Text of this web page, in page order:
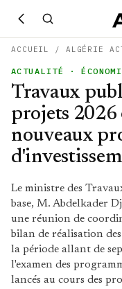
ACCUEIL / ALGÉRIE
ACTUALITÉ ·
Travaux
projets 2026
nouveaux
Le ministre des
base, M. Abdelkader
une réunion de
bilan de réalisation
la période allant de
l'examen des
lancés au cours des